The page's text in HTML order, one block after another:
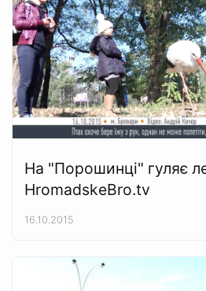
На "Порошинці" гуляє
HromadskeBro.tv
16.10.2015